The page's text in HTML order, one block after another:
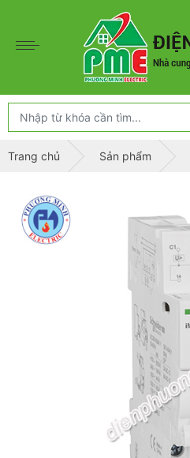
Trang chủ Sản phẩm